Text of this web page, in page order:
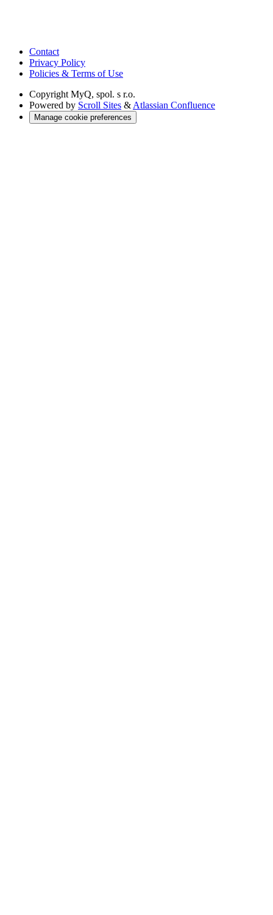
Contact
Privacy Policy
Policies & Terms of Use
Copyright MyQ, spol. s r.o.
Powered by Scroll Sites & Atlassian Confluence
Manage cookie preferences